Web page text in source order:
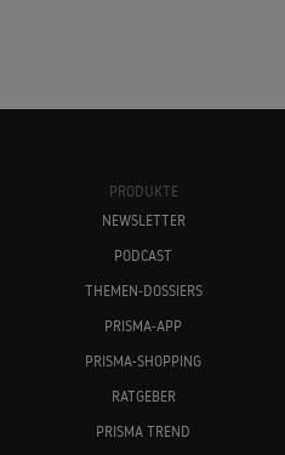
PRODUKTE
NEWSLETTER
PODCAST
THEMEN-DOSSIERS
PRISMA-APP
PRISMA-SHOPPING
RATGEBER
PRISMA TREND